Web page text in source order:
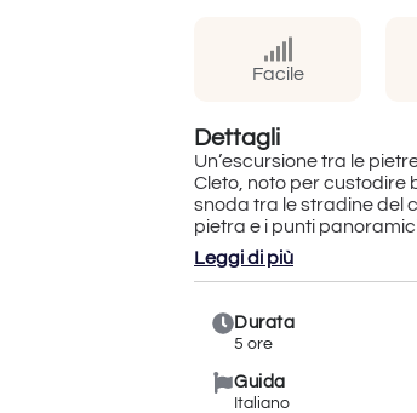
Facile
Dettagli
Un’escursione tra le
Cleto, noto per custodire
snoda tra le stradine del
pietra e i punti
La camminata conduce
sul paesaggio
si prosegue verso il
Leggi di più
Durata
5 ore
Guida
Italiano